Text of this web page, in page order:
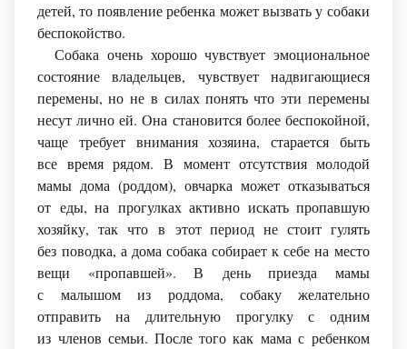
детей, то появление ребенка может вызвать у собаки
беспокойство.
Собака очень хорошо чувствует эмоциональное
состояние владельцев, чувствует надвигающиеся
перемены, но не в силах понять что эти перемены
несут лично ей. Она становится более беспокойной,
чаще требует внимания хозяина, старается быть
все время рядом. В момент отсутствия молодой
мамы дома (роддом), овчарка может отказываться
от еды, на прогулках активно искать пропавшую
хозяйку, так что в этот период не стоит гулять
без поводка, а дома собака собирает к себе на место
вещи
«пропавшей». В день приезда мамы
с малышом из роддома, собаку желательно
отправить на длительную прогулку с одним
из членов семьи. После того как мама с ребенком